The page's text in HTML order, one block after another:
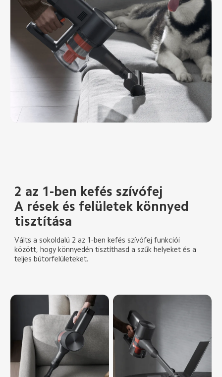
2 az 1-ben kefés szívófej
A rések és felületek könnyed
tisztítása
Válts a sokoldalú 2 az 1-ben kefés szívófej funkciói
között, hogy könnyedén tisztíthasd a szűk helyeket és a
teljes bútorfelületeket.